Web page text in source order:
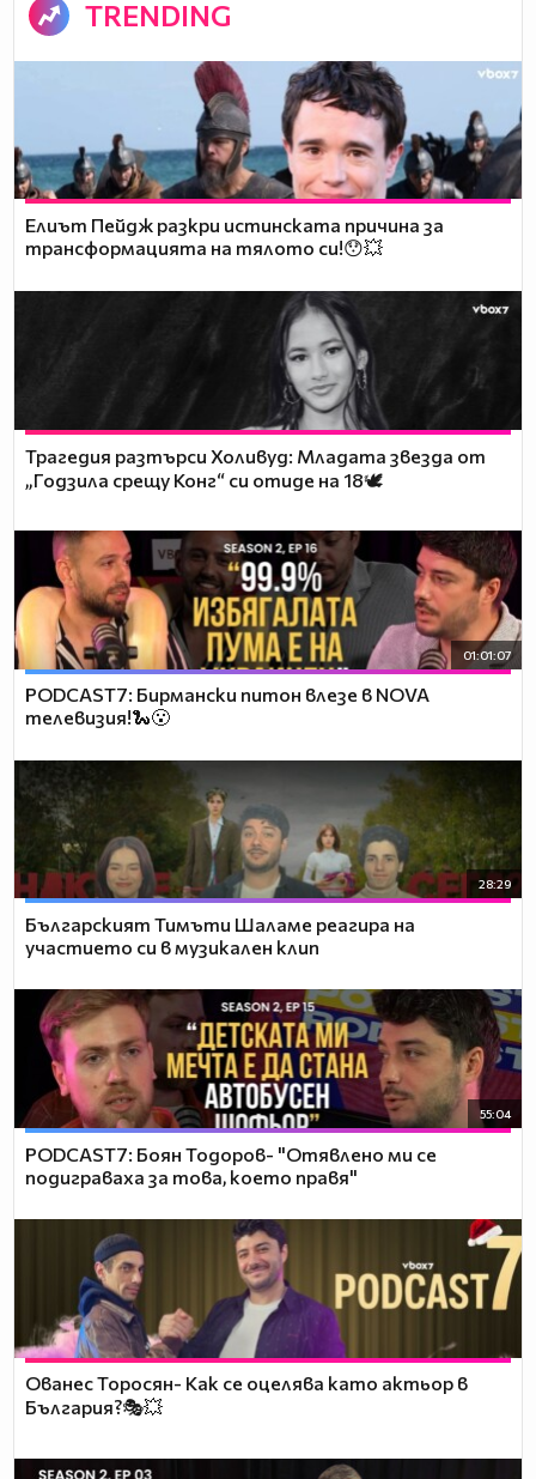
TRENDING
Елиът Пейдж разкри истинската причина за
трансформацията на тялото си!😯💥
Трагедия разтърси Холивуд: Младата звезда от
„Годзила срещу Конг“ си отиде на 18🕊️
01:01:07
PODCAST7: Бирмански питон влезе в NOVA
телевизия!🐍😮
28:29
Българският Тимъти Шаламе реагира на
участието си в музикален клип
55:04
PODCAST7: ‪Боян Тодоров- "Отявлено ми се
подиграваха за това, което правя"
Ованес Торосян- Как се оцелява като актьор в
България?🎭💥